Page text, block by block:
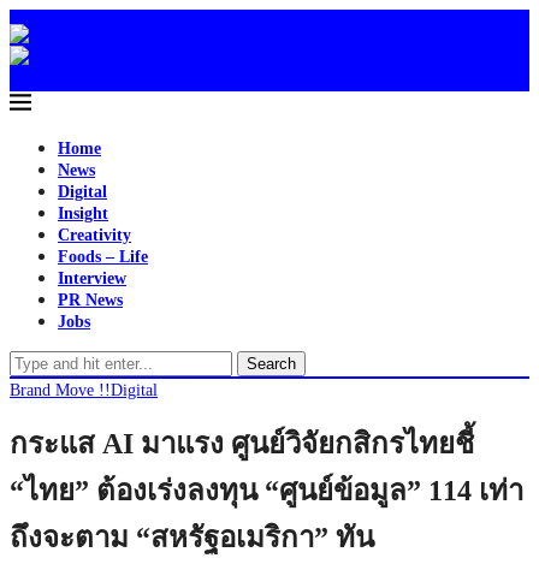
Home
News
Digital
Insight
Creativity
Foods – Life
Interview
PR News
Jobs
Search
Brand Move !!Digital
กระแส AI มาแรง ศูนย์วิจัยกสิกรไทยชี้
“ไทย” ต้องเร่งลงทุน “ศูนย์ข้อมูล” 114 เท่า
ถึงจะตาม “สหรัฐอเมริกา” ทัน